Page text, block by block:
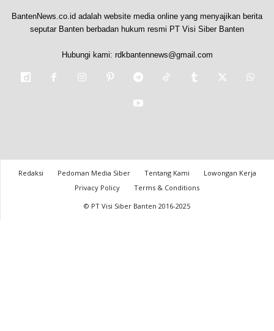
BantenNews.co.id adalah website media online yang menyajikan berita
seputar Banten berbadan hukum resmi PT Visi Siber Banten
Hubungi kami: rdkbantennews@gmail.com
Redaksi Pedoman Media Siber Tentang Kami
Lowongan Kerja
Privacy Policy
Terms & Conditions
© PT Visi Siber Banten 2016-2025